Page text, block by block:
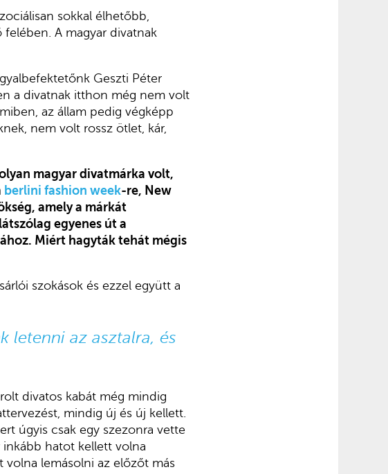
sokkal élhetőbb,
A magyar divatnak
Geszti Péter
a divatnak itthon még nem volt
az állam pedig végképp
nem volt rossz ötlet, kár,
magyar divatmárka volt,
berlini fashion week-re, New
amely a márkát
egyenes út a
Miért hagyták tehát mégis
szokások és ezzel együtt a
letenni az asztalra, és
divatos kabát még mindig
mindig új és új kellett.
úgyis csak egy szezonra vette
hatot kellett volna
lemásolni az előzőt más